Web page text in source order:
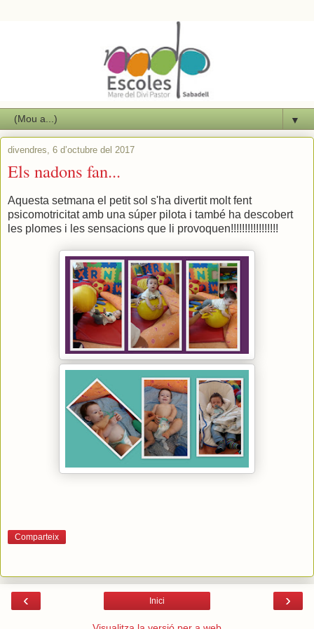
▼
divendres, 6 d’octubre del 2017
Els nadons fan...
Aquesta setmana el petit sol s'ha divertit molt fent
psicomotricitat amb una súper pilota i també ha descobert
les plomes i les sensacions que li provoquen!!!!!!!!!!!!!!!!!
Comparteix
‹ ›
Inici